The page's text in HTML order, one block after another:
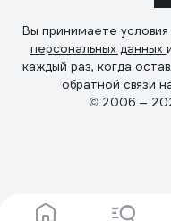
Вы принимаете условия
персональных данных
каждый раз, когда
обратной связи
© 2006 —